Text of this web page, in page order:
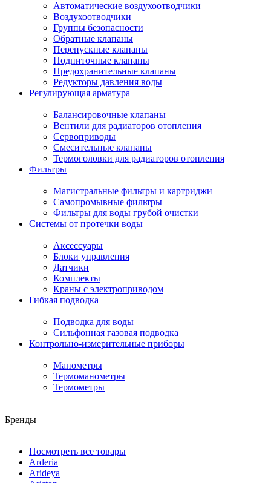
Автоматические воздухоотводчики
Воздухоотводчики
Группы безопасности
Обратные клапаны
Перепускные клапаны
Подпиточные клапаны
Предохранительные клапаны
Редукторы давления воды
Регулирующая арматура
Балансировочные клапаны
Вентили для радиаторов отопления
Сервоприводы
Смесительные клапаны
Термоголовки для радиаторов отопления
Фильтры
Магистральные фильтры и картриджи
Самопромывные фильтры
Фильтры для воды грубой очистки
Системы от протечки воды
Аксессуары
Блоки управления
Датчики
Комплекты
Краны с электроприводом
Гибкая подводка
Подводка для воды
Сильфонная газовая подводка
Контрольно-измерительные приборы
Манометры
Термоманометры
Термометры
Бренды
Посмотреть все товары
Arderia
Arideya